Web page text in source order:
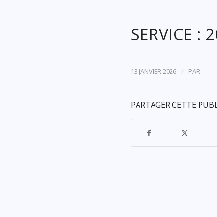
SERVICE :
13 JANVIER 2026 / PAR
PARTAGER CETTE